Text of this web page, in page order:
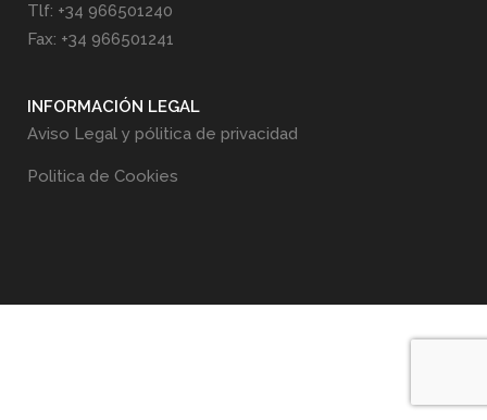
Tlf: +34 966501240
Fax: +34 966501241
INFORMACIÓN LEGAL
Aviso Legal y pólitica de privacidad
Politica de Cookies